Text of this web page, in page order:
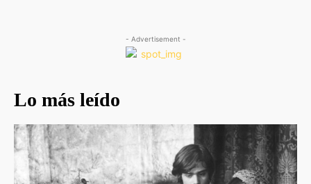
- Advertisement -
Lo más leído